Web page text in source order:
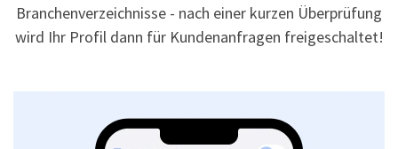
Branchenverzeichnisse - nach einer kurzen Überprüfung
wird Ihr Profil dann für Kundenanfragen freigeschaltet!